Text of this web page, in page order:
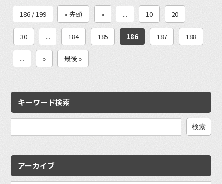
186 / 199 « 先頭 « ... 10 20
30 ... 184 185 186 187 188
... » 最後 »
キーワード検索
アーカイブ